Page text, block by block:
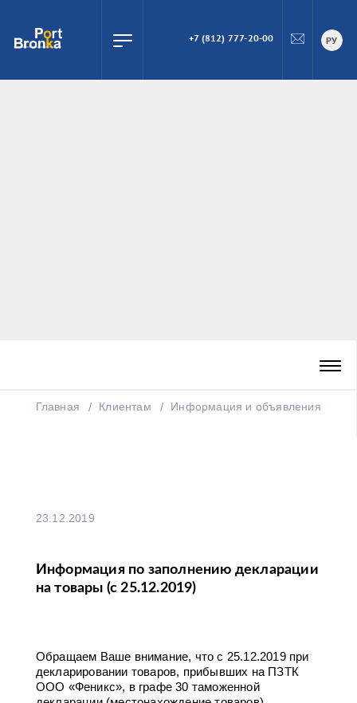
ПОИСК
+7 (812) 777-20-00 РУ
Главная Клиентам Информация и объявления
23.12.2019
Информация по заполнению декларации
на товары (с 25.12.2019)
Обращаем Ваше внимание, что с 25.12.2019 при
декларировании товаров, прибывших на ПЗТК
ООО «Феникс», в графе 30 таможенной